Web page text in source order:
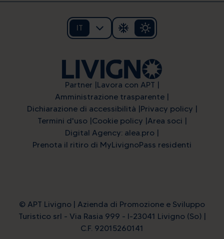
IT
Partner Lavora con APT
Amministrazione trasparente
Dichiarazione di accessibilità Privacy policy
Termini d'uso Cookie policy Area soci
Digital Agency: alea.pro
Prenota il ritiro di MyLivignoPass residenti
© APT Livigno | Azienda di Promozione e Sviluppo
Turistico srl - Via Rasia 999 - I-23041 Livigno (So) |
C.F. 92015260141